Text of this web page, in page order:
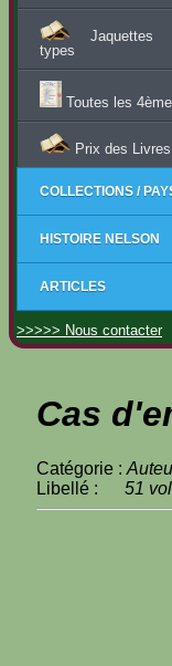
Jaquettes
types
Toutes les 4ème
Prix des Livres
COLLECTIONS /
HISTOIRE NELSON
ARTICLES
>>>>> Nous contacter
Cas
Catégorie :
Libellé : 51